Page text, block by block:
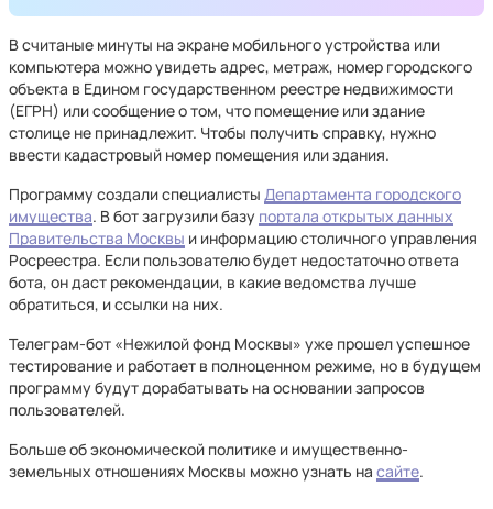
В считаные минуты на экране мобильного устройства или
компьютера можно увидеть адрес, метраж, номер городского
объекта в Едином государственном реестре недвижимости
(ЕГРН) или сообщение о том, что помещение или здание
столице не принадлежит. Чтобы получить справку, нужно
ввести кадастровый номер помещения или здания.
Программу создали специалисты Департамента городского
имущества. В бот загрузили базу портала открытых данных
Правительства Москвы и информацию столичного управления
Росреестра. Если пользователю будет недостаточно ответа
бота, он даст рекомендации, в какие ведомства лучше
обратиться, и ссылки на них.
Телеграм-бот «Нежилой фонд Москвы» уже прошел успешное
тестирование и работает в полноценном режиме, но в будущем
программу будут дорабатывать на основании запросов
пользователей.
Больше об экономической политике и имущественно-
земельных отношениях Москвы можно узнать на сайте.